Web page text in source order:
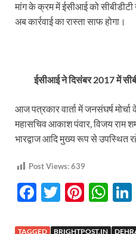
मांग के क्रम में ईसीआई को सीबीडीटी
अब कार्रवाई का रास्ता साफ होगा।
ईसीआई ने दिसंबर 2017 में
आज पत्रकार वार्ता में जनसंघर्ष मोर्चा
महासचिव आकाश पंवार, विजय राम
भारद्वाज आदि मुख्य रूप से उपस्थित
Post Views:639
F
T
Pi W
TAGGED BRIGHTPOST.IN